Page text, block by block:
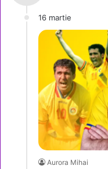
16 martie
Aurora Mihai